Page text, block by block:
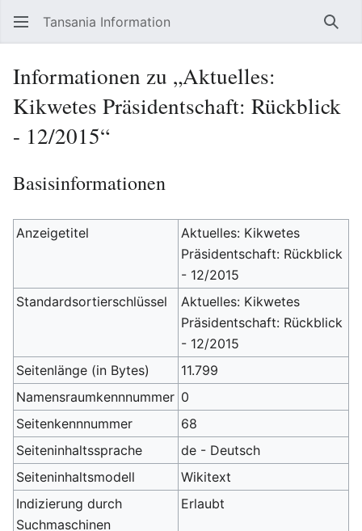
Tansania Information
Informationen zu „Aktuelles:
Kikwetes Präsidentschaft: Rückblick
- 12/2015“
Basisinformationen
Anzeigetitel
Aktuelles: Kikwetes
Präsidentschaft: Rückblick
- 12/2015
Standardsortierschlüssel
Aktuelles: Kikwetes
Präsidentschaft: Rückblick
- 12/2015
Seitenlänge (in Bytes)
11.799
Namensraumkennnummer 0
Seitenkennnummer
68
Seiteninhaltssprache
de - Deutsch
Seiteninhaltsmodell
Wikitext
Indizierung durch
Suchmaschinen
Erlaubt